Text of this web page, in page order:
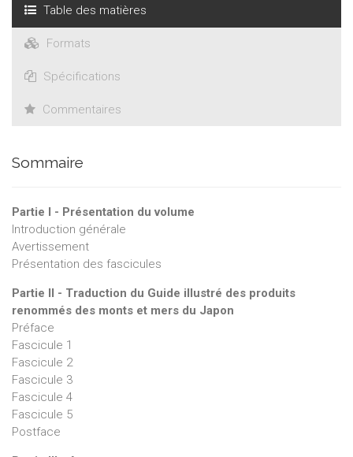
Table des matières
Formats
Spécifications
Commentaires
Sommaire
Partie I - Présentation du volume
Introduction générale
Avertissement
Présentation des fascicules
Partie II - Traduction du Guide illustré des produits
renommés des monts et mers du Japon
Préface
Fascicule 1
Fascicule 2
Fascicule 3
Fascicule 4
Fascicule 5
Postface